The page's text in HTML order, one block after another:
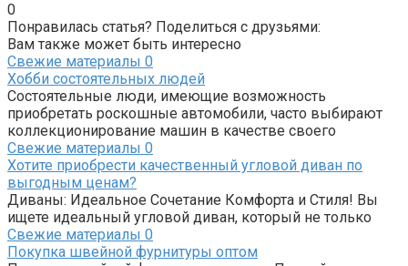
0
Понравилась статья? Поделиться с друзьями:
Вам также может быть интересно
Свежие материалы 0
Хобби состоятельных людей
Состоятельные люди, имеющие возможность
приобретать роскошные автомобили, часто выбирают
коллекционирование машин в качестве своего
Свежие материалы 0
Хотите приобрести качественный угловой диван по
выгодным ценам?
Диваны: Идеальное Сочетание Комфорта и Стиля! Вы
ищете идеальный угловой диван, который не только
Свежие материалы 0
Покупка швейной фурнитуры оптом